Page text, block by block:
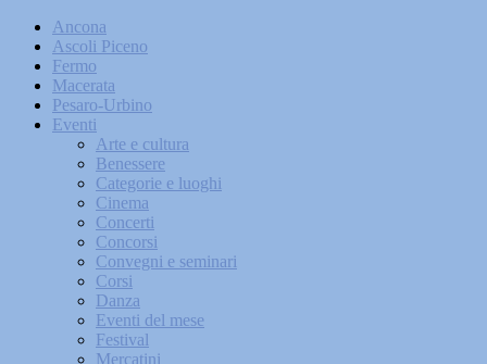
Ancona
Ascoli Piceno
Fermo
Macerata
Pesaro-Urbino
Eventi
Arte e cultura
Benessere
Categorie e luoghi
Cinema
Concerti
Concorsi
Convegni e seminari
Corsi
Danza
Eventi del mese
Festival
Mercatini